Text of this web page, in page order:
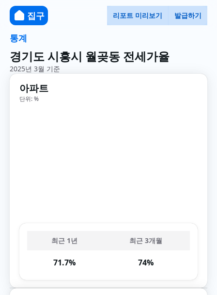
집구 리포트 미리보기 발급하기
통계
경기도 시흥시 월곶동 전세가율
2025년 3월 기준
아파트
단위: %
최근 1년 최근 3개월
71.7% 74%